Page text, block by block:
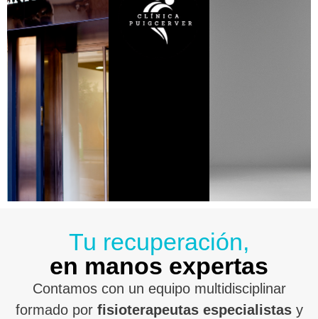
Tu recuperación,
en manos expertas
Contamos con un equipo multidisciplinar
formado por fisioterapeutas especialistasy